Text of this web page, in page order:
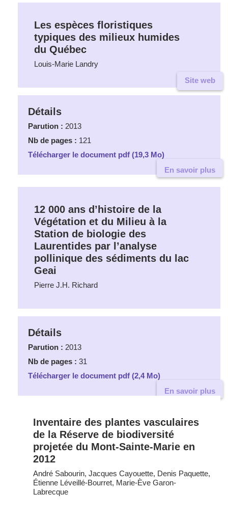
Les espèces floristiques
typiques des milieux humides
du Québec
Louis-Marie Landry
Site web
Détails
Parution : 2013
Nb de pages : 121
Télécharger le document pdf (19,3 Mo)
En savoir plus
12 000 ans d’histoire de la
Végétation et du Milieu à la
Station de biologie des
Laurentides par l’analyse
pollinique des sédiments du lac
Geai
Pierre J.H. Richard
Détails
Parution : 2013
Nb de pages : 31
Télécharger le document pdf (2,4 Mo)
En savoir plus
Inventaire des plantes vasculaires
de la Réserve de biodiversité
projetée du Mont-Sainte-Marie en
2012
André Sabourin, Jacques Cayouette, Denis Paquette,
Étienne Léveillé-Bourret, Marie-Ève Garon-
Labrecque